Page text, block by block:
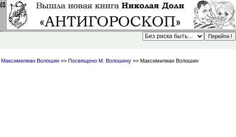
Максимилиан Волошин>> Посвящено М. Волошину >> Максимилиан Волошин